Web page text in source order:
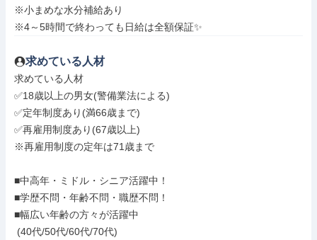
※小まめな水分補給あり
※4～5時間で終わっても日給は全額保証✨
求めている人材
求めている人材
✅18歳以上の男女(警備業法による)
✅定年制度あり(満66歳まで)
✅再雇用制度あり(67歳以上)
※再雇用制度の定年は71歳まで
■中高年・ミドル・シニア活躍中！
■学歴不問・年齢不問・職歴不問！
■幅広い年齢の方々が活躍中